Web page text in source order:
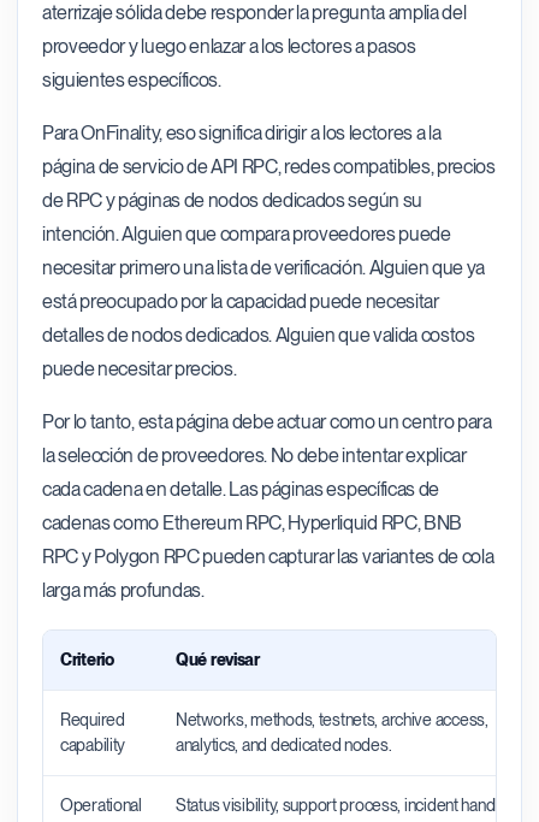
aterrizaje sólida debe responder la pregunta amplia del
proveedor y luego enlazar a los lectores a pasos
siguientes específicos.
Para OnFinality, eso significa dirigir a los lectores a la
página de servicio de API RPC, redes compatibles, precios
de RPC y páginas de nodos dedicados según su
intención. Alguien que compara proveedores puede
necesitar primero una lista de verificación. Alguien que ya
está preocupado por la capacidad puede necesitar
detalles de nodos dedicados. Alguien que valida costos
puede necesitar precios.
Por lo tanto, esta página debe actuar como un centro para
la selección de proveedores. No debe intentar explicar
cada cadena en detalle. Las páginas específicas de
cadenas como Ethereum RPC, Hyperliquid RPC, BNB
RPC y Polygon RPC pueden capturar las variantes de cola
larga más profundas.
Criterio Qué revisar
Required
capability
Networks, methods, testnets, archive access,
analytics, and dedicated nodes.
Operational
Status visibility, support process, incident handling,